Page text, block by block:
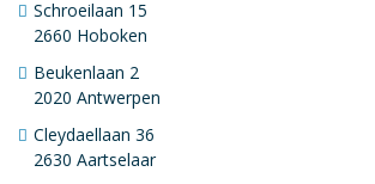
Schroeilaan 15
2660 Hoboken
Beukenlaan 2
2020 Antwerpen
Cleydaellaan 36
2630 Aartselaar